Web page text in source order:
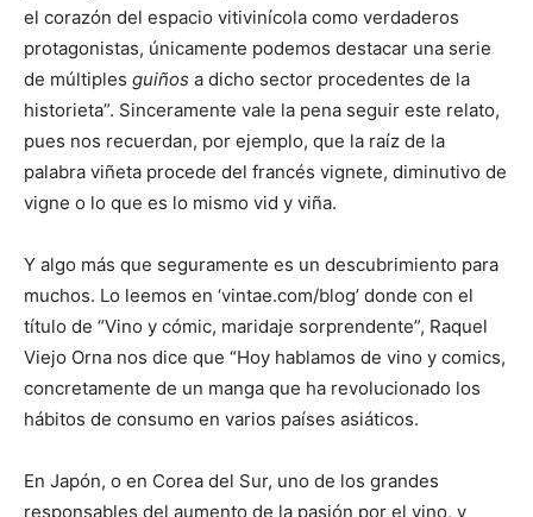
el corazón del espacio vitivinícola como verdaderos
protagonistas, únicamente podemos destacar una serie
de múltiples guiños a dicho sector procedentes de la
historieta”. Sinceramente vale la pena seguir este relato,
pues nos recuerdan, por ejemplo, que la raíz de la
palabra viñeta procede del francés vignete, diminutivo de
vigne o lo que es lo mismo vid y viña.
Y algo más que seguramente es un descubrimiento para
muchos. Lo leemos en ‘vintae.com/blog’ donde con el
título de “Vino y cómic, maridaje sorprendente”, Raquel
Viejo Orna nos dice que “Hoy hablamos de vino y comics,
concretamente de un manga que ha revolucionado los
hábitos de consumo en varios países asiáticos.
En Japón, o en Corea del Sur, uno de los grandes
responsables del aumento de la pasión por el vino, y